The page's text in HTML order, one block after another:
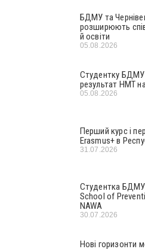
БДМУ та
розширюють
й освіти
05.08.2026
Студентку БДМУ
результат НМТ
05.08.2026
Перший курс і
Erasmus+ в
31.07.2026
Студентка БДМУ
School of
NAWA
30.07.2026
Нові горизонти